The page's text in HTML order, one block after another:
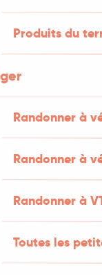
Produits du
Randonner à
Randonner à
Randonner à
Toutes les